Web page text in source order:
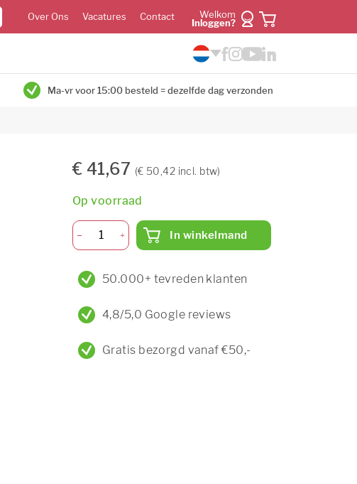
Over Ons Vacatures Contact
Welkom
Inloggen?
Ma-vr voor 15:00 besteld = dezelfde dag verzonden
€ 41,67 (€ 50,42 incl. btw)
Op voorraad
In winkelmand
50.000+ tevreden klanten
4,8/5,0 Google reviews
Gratis bezorgd vanaf €50,-